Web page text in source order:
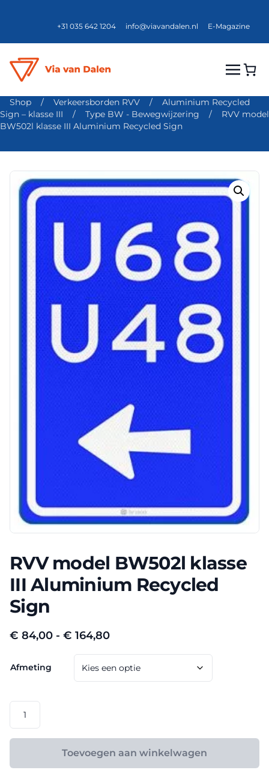
+31 035 642 1204 info@viavandalen.nl E-Magazine
Shop / Verkeersborden RVV /
Aluminium Recycled
Sign – klasse III
/ Type BW - Bewegwijzering /
RVV model
BW502l klasse III Aluminium Recycled Sign
RVV model BW502l klasse
III Aluminium Recycled
Sign
€ 84,00 - € 164,80Prijsklasse:
€ 84,00
tot
€ 164,80
Afmeting
BW502l
III
Toevoegen aan winkelwagen